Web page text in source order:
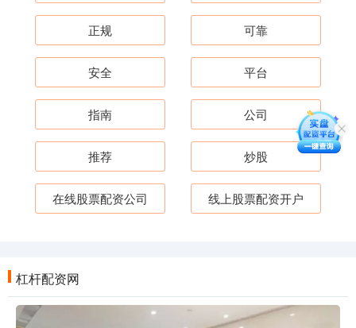
正规 可靠
安全 平台
指南 公司
推荐 炒股
在线股票配资公司 线上股票配资开户
杠杆配资网